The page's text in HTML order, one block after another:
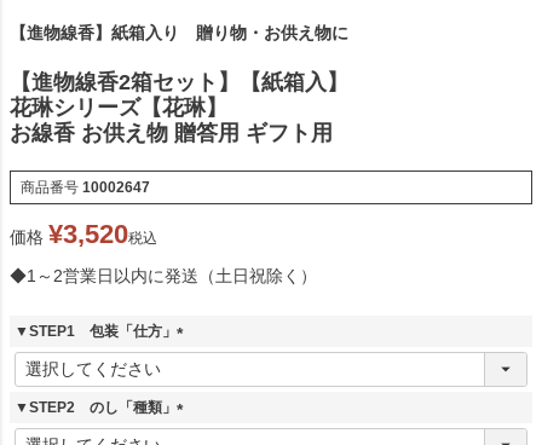
【進物線香】紙箱入り 贈り物・お供え物に
【進物線香2箱セット】【紙箱入】
花琳シリーズ【花琳】
お線香 お供え物 贈答用 ギフト用
商品番号 10002647
価格 ¥3,520税込
◆1～2営業日以内に発送（土日祝除く）
▼STEP1 包装「仕方」
(
須
▼STEP2 のし「種類」
(